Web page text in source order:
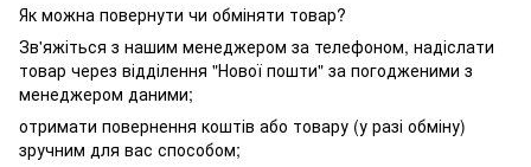
Як можна повернути чи обміняти товар?
Зв'яжіться з нашим менеджером за телефоном, надіслати
товар через відділення "Нової пошти" за погодженими з
менеджером даними;
отримати повернення коштів або товару (у разі обміну)
зручним для вас способом;